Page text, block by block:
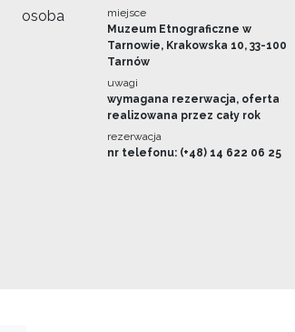
osoba
miejsce
Muzeum Etnograficzne w
Tarnowie, Krakowska 10, 33-100
Tarnów
uwagi
wymagana rezerwacja, oferta
realizowana przez cały rok
rezerwacja
nr telefonu: (+48) 14 622 06 25